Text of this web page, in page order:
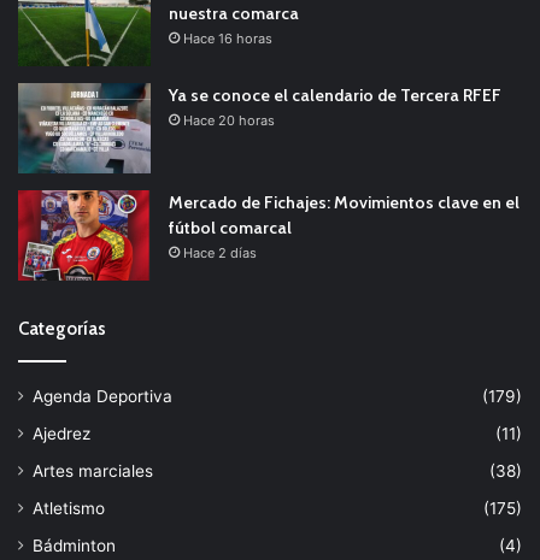
nuestra comarca
Hace 16 horas
Ya se conoce el calendario de Tercera RFEF
Hace 20 horas
Mercado de Fichajes: Movimientos clave en el
fútbol comarcal
Hace 2 días
Categorías
Agenda Deportiva
(179)
Ajedrez
(11)
Artes marciales
(38)
Atletismo
(175)
Bádminton
(4)